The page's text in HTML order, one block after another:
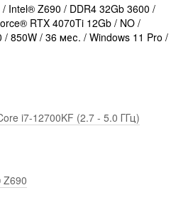
Intel® Z690 / DDR4 32Gb 3600 /
RTX 4070Ti 12Gb / NO /
/ 850W / 36 мес. / Windows 11 Pro /
i7-12700KF (2.7 - 5.0 ГГц)
Z690